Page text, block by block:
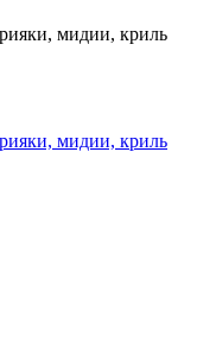
мидии, криль
мидии, криль